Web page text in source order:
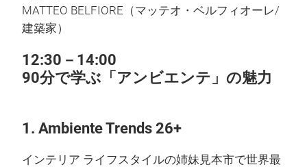
MATTEO BELFIORE（マッテオ・ベルフィオーレ/
建築家）
12:30－14:00
90分で学ぶ「アンビエンテ」の魅力
1. Ambiente Trends 26+
インテリア ライフスタイルの姉妹見本市で世界最